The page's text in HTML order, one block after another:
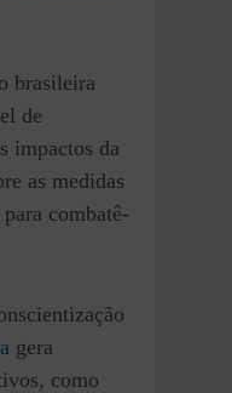
brasileira
de
impactos da
as medidas
combatê-
gera
como